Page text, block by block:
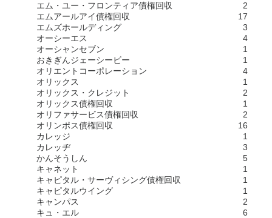
エム・ユー・フロンティア債権回収
2
エムアールアイ債権回収
17
エムズホールディング
3
オーシーエス
4
オーシャンセブン
1
おきぎんジェーシービー
1
オリエントコーポレーション
4
オリックス
1
オリックス・クレジット
2
オリックス債権回収
1
オリファサービス債権回収
2
オリンポス債権回収
16
カレッジ
1
カレッヂ
3
かんそうしん
5
キャネット
1
キャピタル・サーヴィシング債権回収
1
キャピタルウイング
1
キャンパス
2
キュ・エル
6